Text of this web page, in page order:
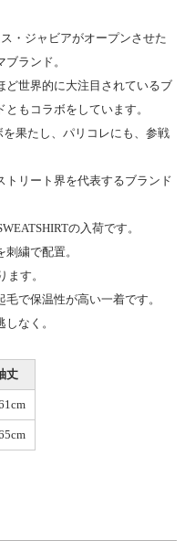
・ジャビアがオープンさせた
ランド。
ど世界的に大注目されているブ
もコラボをしています。
果たし、パリコレにも、参戦
トリート界を代表するブランド
の入荷です。
繍で配置。
す。
で保温性が高い一着です。
なく。
丈